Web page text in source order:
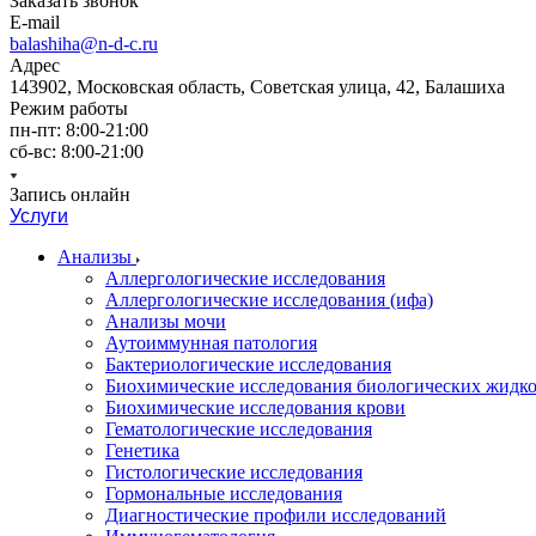
E-mail
balashiha@n-d-c.ru
Адрес
143902, Московская область, Советская улица, 42, Балашиха
Режим работы
пн-пт: 8:00-21:00
сб-вс: 8:00-21:00
Запись онлайн
Услуги
Анализы
Аллергологические исследования
Аллергологические исследования (ифа)
Анализы мочи
Аутоиммунная патология
Бактериологические исследования
Биохимические исследования биологических
Биохимические исследования крови
Гематологические исследования
Генетика
Гистологические исследования
Гормональные исследования
Диагностические профили исследований